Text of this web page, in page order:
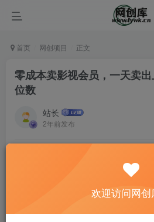
首页 网创项目 正文
零成本卖影视会员，一天卖
位数
站长
2年前发布
欢迎访问网创